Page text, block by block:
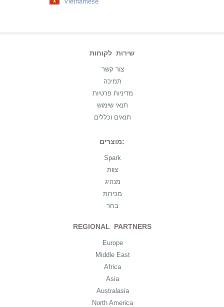
שירות לקוחות
צור קשר
תמיכה
מדיניות פרטיות
תנאי שימוש
תנאים וכללים
מוצרים:
Spark
צוות
מנהיג
מכירות
בחר
REGIONAL PARTNERS
Europe
Middle East
Africa
Asia
Australasia
North America